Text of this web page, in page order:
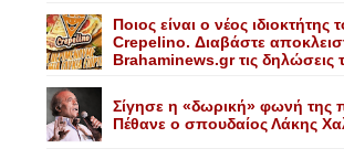
Ποιος είναι ο νέος ιδιοκτήτης
Crepelino. Διαβάστε
Brahaminews.gr τις δηλώσεις
Σίγησε η «δωρική» φωνή της
Πέθανε o σπουδαίος Λάκης